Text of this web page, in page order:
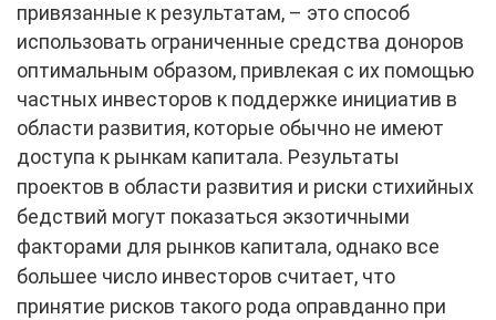
привязанные к результатам, – это способ
использовать ограниченные средства доноров
оптимальным образом, привлекая с их помощью
частных инвесторов к поддержке инициатив в
области развития, которые обычно не имеют
доступа к рынкам капитала. Результаты
проектов в области развития и риски стихийных
бедствий могут показаться экзотичными
факторами для рынков капитала, однако все
большее число инвесторов считает, что
принятие рисков такого рода оправданно при